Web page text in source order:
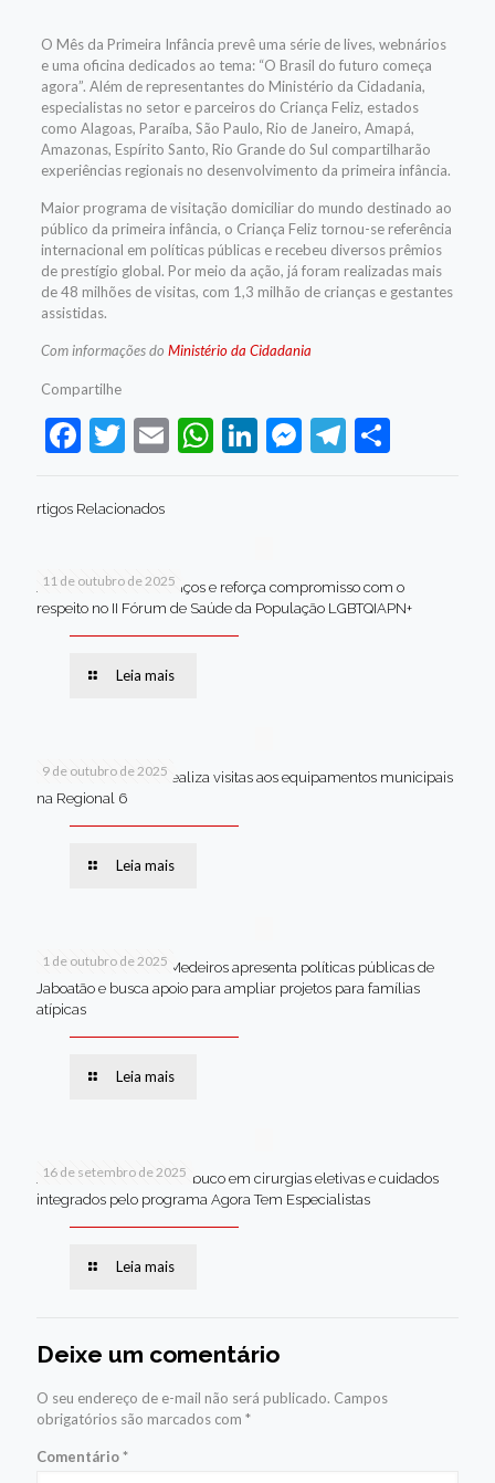
O Mês da Primeira Infância prevê uma série de lives, webnários
e uma oficina dedicados ao tema: “O Brasil do futuro começa
agora”. Além de representantes do Ministério da Cidadania,
especialistas no setor e parceiros do Criança Feliz, estados
como Alagoas, Paraíba, São Paulo, Rio de Janeiro, Amapá,
Amazonas, Espírito Santo, Rio Grande do Sul compartilharão
experiências regionais no desenvolvimento da primeira infância.
Maior programa de visitação domiciliar do mundo destinado ao
público da primeira infância, o Criança Feliz tornou-se referência
internacional em políticas públicas e recebeu diversos prêmios
de prestígio global. Por meio da ação, já foram realizadas mais
de 48 milhões de visitas, com 1,3 milhão de crianças e gestantes
assistidas.
Com informações do Ministério da Cidadania
Compartilhe
Facebook
Twitter
EmailWhatsApp
LinkedIn
Messenger
Telegram
Share
rtigos Relacionados
11 de outubro de 2025
Jaboatão celebra avanços e reforça compromisso com o
respeito no II Fórum de Saúde da População LGBTQIAPN+
Leia mais
9 de outubro de 2025
Van dos secretários realiza visitas aos equipamentos municipais
na Regional 6
Leia mais
1 de outubro de 2025
Em Brasília, Andréa Medeiros apresenta políticas públicas de
Jaboatão e busca apoio para ampliar projetos para famílias
atípicas
Leia mais
16 de setembro de 2025
Jaboatão lidera Pernambuco em cirurgias eletivas e cuidados
integrados pelo programa Agora Tem Especialistas
Leia mais
Deixe um comentário
O seu endereço de e-mail não será publicado. Campos
obrigatórios são marcados com *
Comentário*